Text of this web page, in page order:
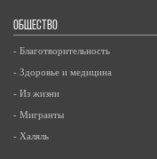
ОБЩЕСТВО
- Благотворительность
- Здоровье и медицина
- Из жизни
- Мигранты
- Халяль